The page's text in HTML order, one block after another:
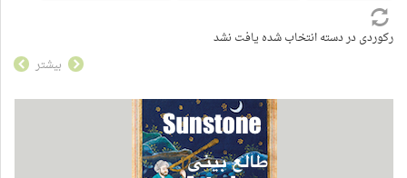
رکوردی در دسته انتخاب شده یافت نشد
بیشتر